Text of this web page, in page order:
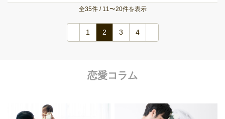
全35件 / 11〜20件を表示
1 2 3 4
恋愛コラム